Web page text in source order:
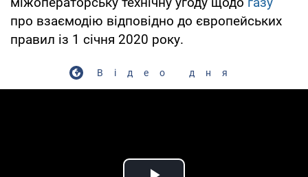
про взаємодію відповідно до європейських
правил із 1 січня 2020 року.
Відео дня